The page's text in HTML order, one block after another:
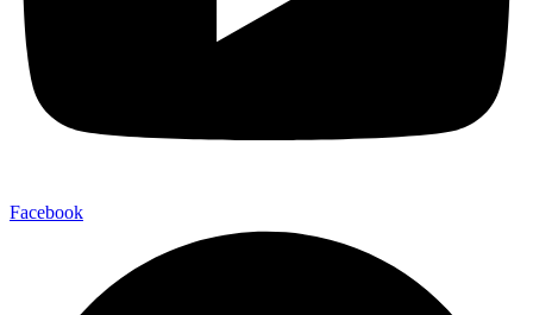
Facebook